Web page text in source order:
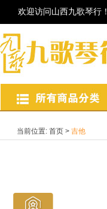
欢迎访问山西九歌琴行！
当前位置: 首页 > 吉他